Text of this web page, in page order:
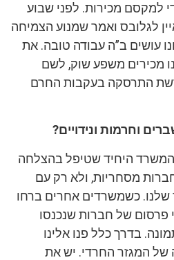
למקסם מכירות. לפני שבוע
לגלובס ואמר שמנוע הצמיחה
עושים ב”ה עבודה טובה. את
מכירים משפע שוק, לשם
התרסקה בעקבות החרם
וחרמות ונידויים?
המשרד היחיד שטיפל בהצלחה
מסחריות, ולא רק עם
כשמשרדים אחרים ברחו
פרסום של חברות שנכנסו
בדרך כלל פנו אלינו
של המגזר החרדי. יש את